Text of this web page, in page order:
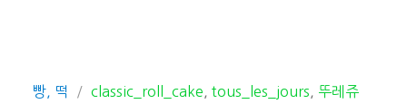
카
빵, 떡
태
classic_roll_cake tous_les_jours
뚜레쥬